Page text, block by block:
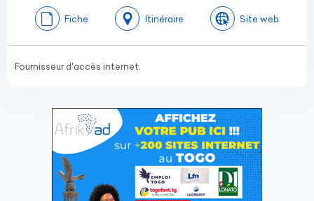
Fiche Itinéraire Site web
Fournisseur d'accès internet.